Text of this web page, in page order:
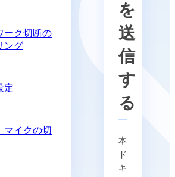
ーク切断の
ング
定
マイクの切
を
送
信
す
る
本
ド
キ